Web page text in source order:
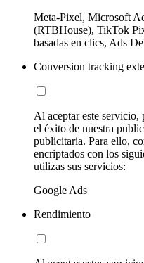
Meta-Pixel, Microsoft
(RTBHouse), TikTok
basadas en clics, Ads
Conversion tracking
Al aceptar este servicio,
el éxito de nuestra
publicitaria. Para ello,
encriptados con los
utilizas sus servicios:
Google Ads
Rendimiento